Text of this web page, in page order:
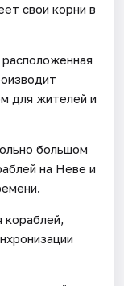
свои корни в
для жителей и
большом
на Неве и
кораблей,